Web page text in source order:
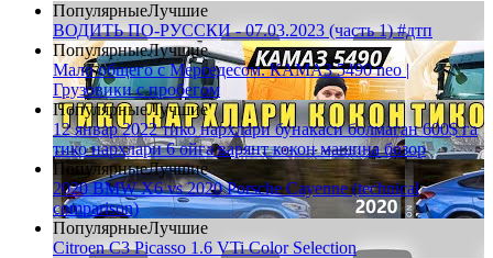
ПопулярныеЛучшие
ВОДИТЬ ПО-РУССКИ - 07.03.2023 (часть 1) #дтп
ПопулярныеЛучшие
Мало общего с Мерседесом. КАМАЗ 5490 neo |
Грузовики с пробегом
ПопулярныеЛучшие
12 январ 2022 тико нархлари бунакаси болмаган 600$ га
тико нархлари 6 ойга варянт кокон машина бозор
ПопулярныеЛучшие
2020 BMW X6 vs 2020 Porsche Cayenne (technical
comparison)
ПопулярныеЛучшие
Citroen C3 Picasso 1.6 VTi Color Selection